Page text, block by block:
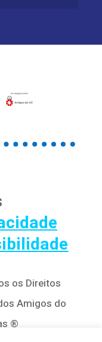
os Direitos
Amigos do
®